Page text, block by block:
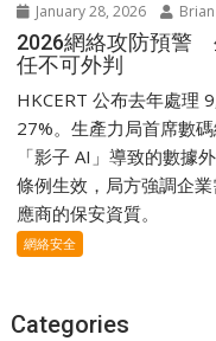
January 28, 2026
2026網絡攻防預警
任不可外判
HKCERT 公布去年處理
27%。生產力局首席數
「影子 AI」導致的數據
條例生效，局方強調企
應商的保安資質。
網絡安全
Categories